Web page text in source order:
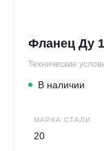
Фланец Ду
Технические
В наличии
МАРКА СТАЛИ
20